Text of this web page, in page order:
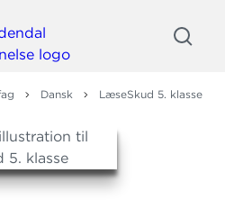
Dansk LæseSkud 5. klasse